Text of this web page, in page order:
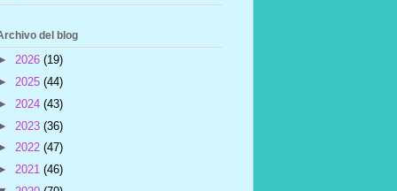
del blog
2026 (19)
2025 (44)
2024 (43)
2023 (36)
2022 (47)
2021 (46)